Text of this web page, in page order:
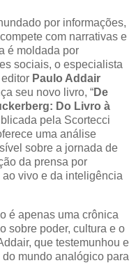
por informações,
com narrativas e
é moldada por
sociais, o especialista
Paulo Addair
seu novo livro, “De
Do Livro à
pela Scortecci
uma análise
sobre a jornada de
da prensa por
vivo e da inteligência
é apenas uma crônica
sobre poder, cultura e o
que testemunhou e
mundo analógico para